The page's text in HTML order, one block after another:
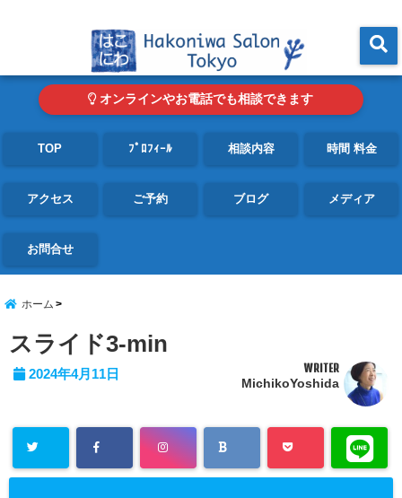
オンラインやお電話でも相談できます
TOP ﾌﾟﾛﾌｨｰﾙ 相談内容 時間 料金
アクセス ご予約 ブログ メディア
お問合せ
ホーム
スライド3-min
2024年4月11日 WRITER
MichikoYoshida